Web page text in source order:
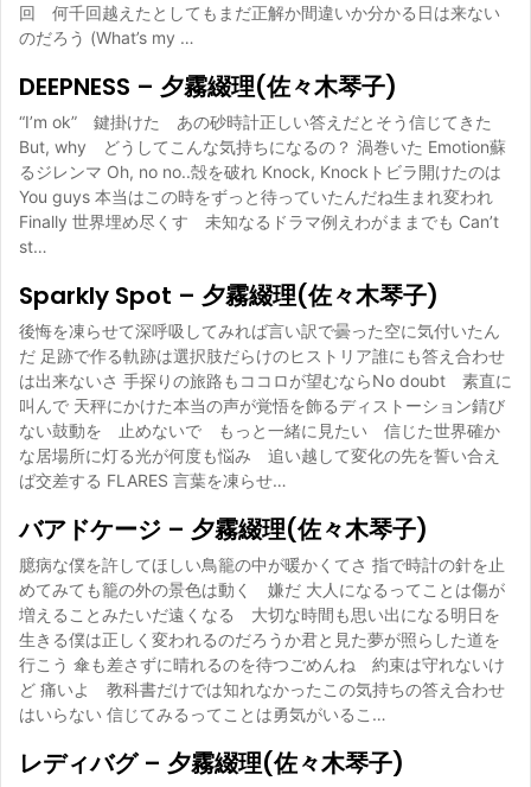
回 何千回越えたとしてもまだ正解か間違いか分かる日は来ない
のだろう (What’s my …
DEEPNESS – 夕霧綴理(佐々木琴子)
“I’m ok” 鍵掛けた あの砂時計正しい答えだとそう信じてきた
But, why どうしてこんな気持ちになるの？ 渦巻いた Emotion蘇
るジレンマ Oh, no no..殻を破れ Knock, Knockトビラ開けたのは
You guys 本当はこの時をずっと待っていたんだね生まれ変われ
Finally 世界埋め尽くす 未知なるドラマ例えわがままでも Can’t
st…
Sparkly Spot – 夕霧綴理(佐々木琴子)
後悔を凍らせて深呼吸してみれば言い訳で曇った空に気付いたん
だ 足跡で作る軌跡は選択肢だらけのヒストリア誰にも答え合わせ
は出来ないさ 手探りの旅路もココロが望むならNo doubt 素直に
叫んで 天秤にかけた本当の声が覚悟を飾るディストーション錆び
ない鼓動を 止めないで もっと一緒に見たい 信じた世界確か
な居場所に灯る光が何度も悩み 追い越して変化の先を誓い合え
ば交差する FLARES 言葉を凍らせ…
バアドケージ – 夕霧綴理(佐々木琴子)
臆病な僕を許してほしい鳥籠の中が暖かくてさ 指で時計の針を止
めてみても籠の外の景色は動く 嫌だ 大人になるってことは傷が
増えることみたいだ遠くなる 大切な時間も思い出になる明日を
生きる僕は正しく変われるのだろうか君と見た夢が照らした道を
行こう 傘も差さずに晴れるのを待つごめんね 約束は守れないけ
ど 痛いよ 教科書だけでは知れなかったこの気持ちの答え合わせ
はいらない 信じてみるってことは勇気がいるこ…
レディバグ – 夕霧綴理(佐々木琴子)